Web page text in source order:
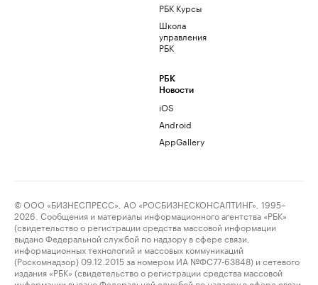
РБК Курсы
Школа
управления
РБК
РБК
Новости
iOS
Android
AppGallery
© ООО «БИЗНЕСПРЕСС», АО «РОСБИЗНЕСКОНСАЛТИНГ», 1995–
2026. Сообщения и материалы информационного агентства «РБК»
(свидетельство о регистрации средства массовой информации
выдано Федеральной службой по надзору в сфере связи,
информационных технологий и массовых коммуникаций
(Роскомнадзор) 09.12.2015 за номером ИА №ФС77-63848) и сетевого
издания «РБК» (свидетельство о регистрации средства массовой